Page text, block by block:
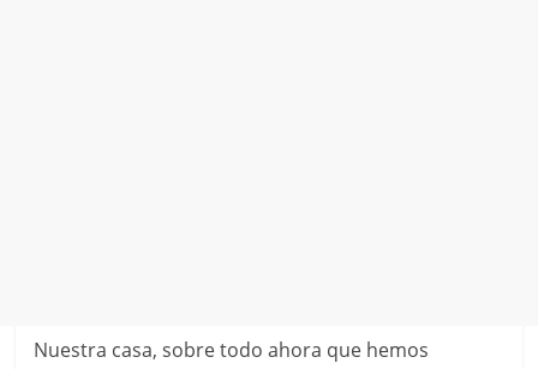
Nuestra casa, sobre todo ahora que hemos